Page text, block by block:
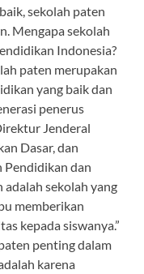
sekolah paten
Mengapa sekolah
Indonesia?
paten merupakan
yang baik dan
penerus
Jenderal
Dasar, dan
Pendidikan dan
adalah sekolah yang
memberikan
kepada siswanya.”
penting dalam
karena